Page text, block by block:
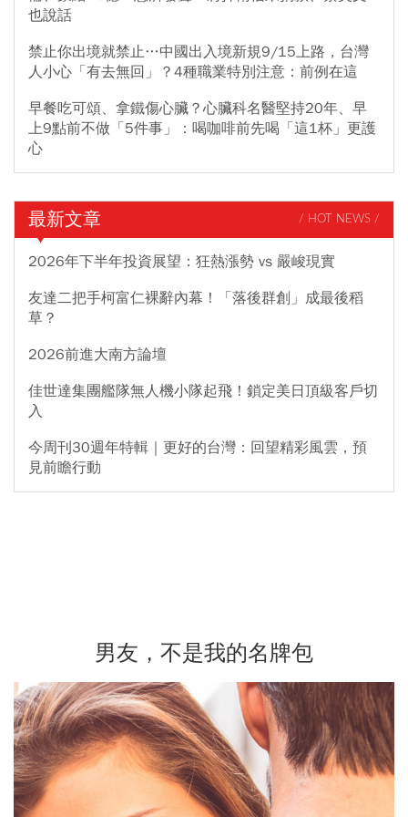
也說話
禁止你出境就禁止…中國出入境新規9/15上路，台灣
人小心「有去無回」？4種職業特別注意：前例在這
早餐吃可頌、拿鐵傷心臟？心臟科名醫堅持20年、早
上9點前不做「5件事」：喝咖啡前先喝「這1杯」更護
心
最新文章 / HOT NEWS /
2026年下半年投資展望：狂熱漲勢 vs 嚴峻現實
友達二把手柯富仁裸辭內幕！「落後群創」成最後稻
草？
2026前進大南方論壇
佳世達集團艦隊無人機小隊起飛！鎖定美日頂級客戶切
入
今周刊30週年特輯｜更好的台灣：回望精彩風雲，預
見前瞻行動
男友，不是我的名牌包